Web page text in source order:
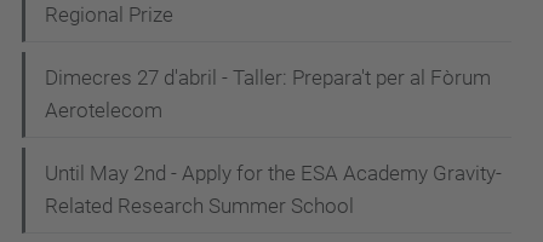
Regional Prize
Dimecres 27 d'abril - Taller: Prepara't per al Fòrum
Aerotelecom
Until May 2nd - Apply for the ESA Academy Gravity-
Related Research Summer School